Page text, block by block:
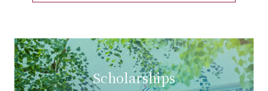
Scholarships